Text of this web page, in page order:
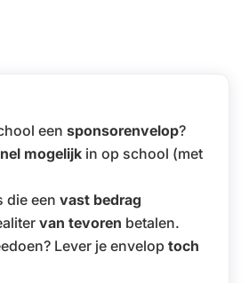
eensponsorenvelop?
mogelijk in op school (met
die eenvast bedrag
van tevoren betalen.
Lever je enveloptoch